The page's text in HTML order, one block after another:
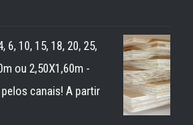
6, 10, 15, 18, 20, 25,
ou 2,50X1,60m -
canais! A partir